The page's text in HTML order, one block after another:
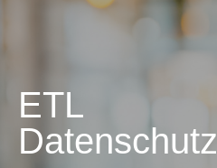
ETL
Datenschutz